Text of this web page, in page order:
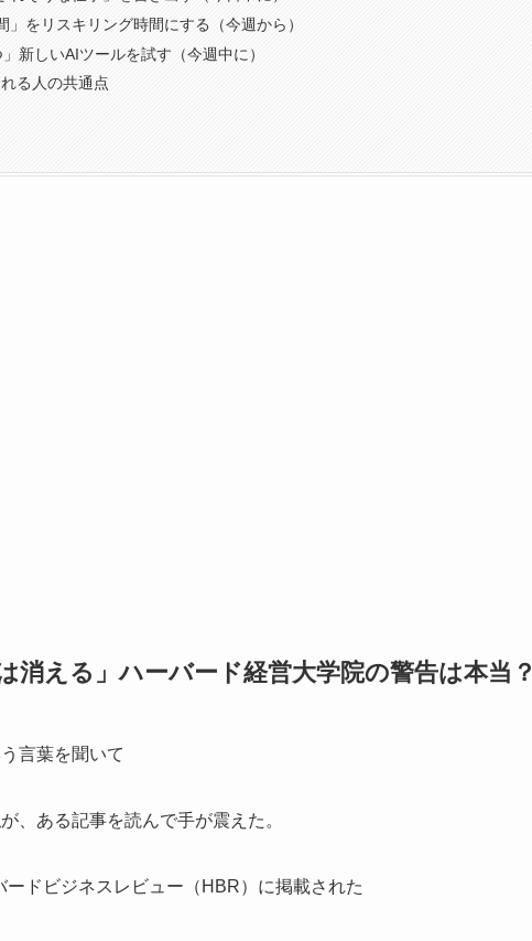
」をリスキリング時間にする（今週から）
新しいAIツールを試す（今週中に）
る人の共通点
消える」ハーバード経営大学院の警告は本当？
言葉を聞いて
、ある記事を読んで手が震えた。
ドビジネスレビュー（HBR）に掲載された